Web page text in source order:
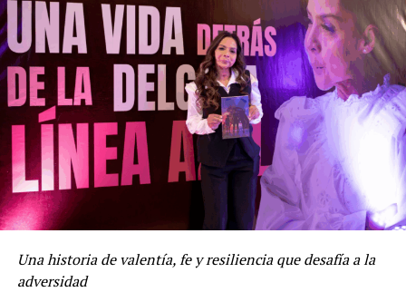
Una historia de valentía, fe y resiliencia que desafía a la
adversidad